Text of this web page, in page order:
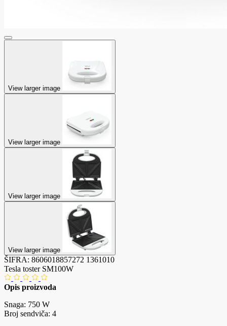
View larger image
View larger image
View larger image
View larger image
ŠIFRA: 8606018857272 1361010
Tesla toster SM100W
Opis proizvoda
Snaga: 750 W
Broj sendviča: 4